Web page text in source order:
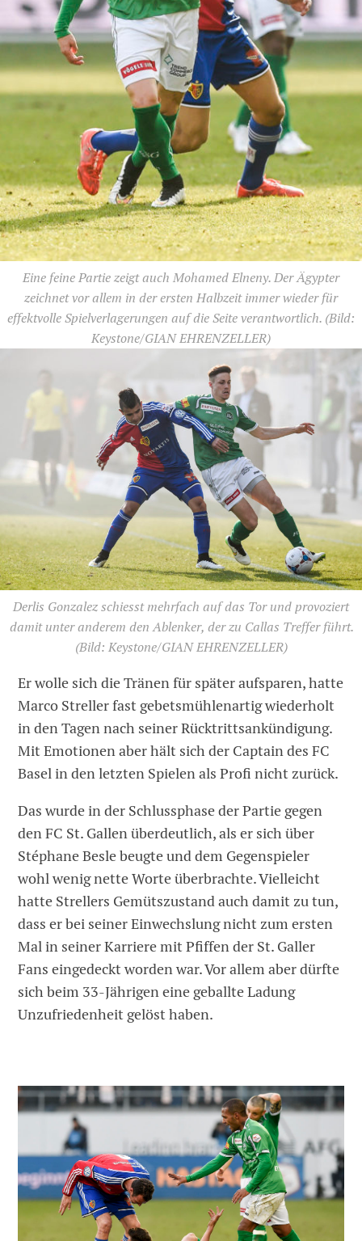
Eine feine Partie zeigt auch Mohamed Elneny. Der Ägypter
zeichnet vor allem in der ersten Halbzeit immer wieder für
effektvolle Spielverlagerungen auf die Seite verantwortlich. (Bild:
Keystone/GIAN EHRENZELLER)
Derlis Gonzalez schiesst mehrfach auf das Tor und provoziert
damit unter anderem den Ablenker, der zu Callas Treffer führt.
(Bild: Keystone/GIAN EHRENZELLER)
Er wolle sich die Tränen für später aufsparen, hatte
Marco Streller fast gebetsmühlenartig wiederholt
in den Tagen nach seiner Rücktrittsankündigung.
Mit Emotionen aber hält sich der Captain des FC
Basel in den letzten Spielen als Profi nicht zurück.
Das wurde in der Schlussphase der Partie gegen
den FC St. Gallen überdeutlich, als er sich über
Stéphane Besle beugte und dem Gegenspieler
wohl wenig nette Worte überbrachte. Vielleicht
hatte Strellers Gemütszustand auch damit zu tun,
dass er bei seiner Einwechslung nicht zum ersten
Mal in seiner Karriere mit Pfiffen der St. Galler
Fans eingedeckt worden war. Vor allem aber dürfte
sich beim 33-Jährigen eine geballte Ladung
Unzufriedenheit gelöst haben.